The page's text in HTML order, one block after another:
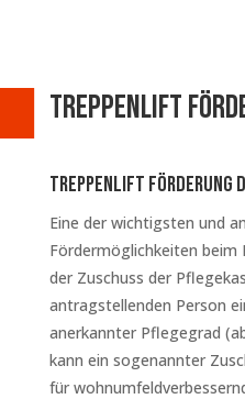
Treppenlift
Treppenlift Förderung
Eine der wichtigsten und
Fördermöglichkeiten beim
der Zuschuss der
antragstellenden Person
anerkannter Pflegegrad
kann ein sogenannter
für